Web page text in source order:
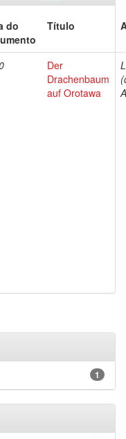
do
Título
Der
Drachenbaum
auf Orotawa
1